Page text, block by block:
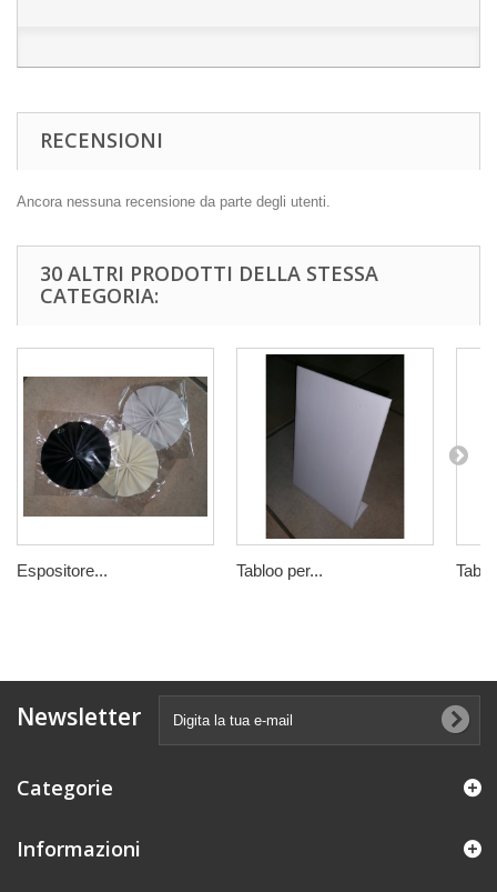
RECENSIONI
Ancora nessuna recensione da parte degli utenti.
30 ALTRI PRODOTTI DELLA STESSA
CATEGORIA:
Espositore... Tabloo per...
Newsletter
Categorie
Informazioni